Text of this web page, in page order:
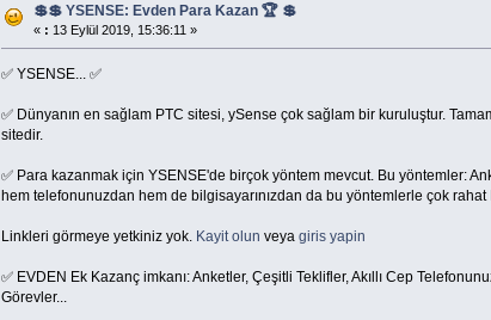
💲💲 YSENSE: Evden Para Kazan 🏆 💲
« : 13 Eylül 2019, 15:36:11 »
✅ YSENSE... ✅
✅ Dünyanın en sağlam PTC sitesi, ySense çok sağlam bir kuruluştur.
sitedir.
✅ Para kazanmak için YSENSE'de birçok yöntem mevcut. Bu yöntemler:
hem telefonunuzdan hem de bilgisayarınızdan da bu yöntemlerle çok
Linkleri görmeye yetkiniz yok. Kayit olun veya giris yapin
✅ EVDEN Ek Kazanç imkanı: Anketler, Çeşitli Teklifler, Akıllı Cep
Görevler...